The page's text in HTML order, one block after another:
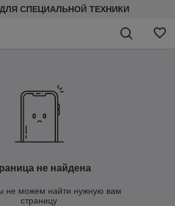
СПЕЦИАЛЬНОЙ ТЕХНИКИ
не найдена
не можем найти нужную вам
страницу